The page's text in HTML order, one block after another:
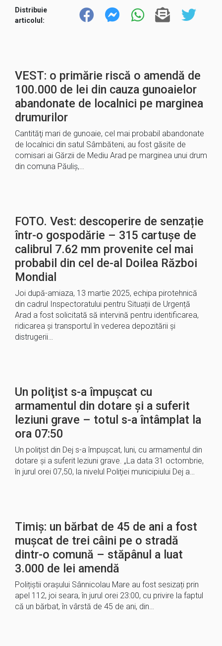
Distribuie
articolul:
VEST: o primărie riscă o amendă de
100.000 de lei din cauza gunoaielor
abandonate de localnici pe marginea
drumurilor
Cantităţi mari de gunoaie, cel mai probabil abandonate
de localnici din satul Sâmbăteni, au fost găsite de
comisari ai Gărzii de Mediu Arad pe marginea unui drum
din comuna Păuliş,…
FOTO. Vest: descoperire de senzație
într-o gospodărie – 315 cartușe de
calibrul 7.62 mm provenite cel mai
probabil din cel de-al Doilea Război
Mondial
Joi după-amiaza, 13 martie 2025, echipa pirotehnică
din cadrul Inspectoratului pentru Situații de Urgență
Arad a fost solicitată să intervină pentru identificarea,
ridicarea și transportul în vederea depozitării și
distrugerii…
Un poliţist s-a împuşcat cu
armamentul din dotare şi a suferit
leziuni grave – totul s-a întâmplat la
ora 07:50
Un poliţist din Dej s-a împuşcat, luni, cu armamentul din
dotare şi a suferit leziuni grave. „La data 31 octombrie,
în jurul orei 07,50, la nivelul Poliţiei municipiului Dej a…
Timiș: un bărbat de 45 de ani a fost
mușcat de trei câini pe o stradă
dintr-o comună – stăpânul a luat
3.000 de lei amendă
Polițiștii orașului Sânnicolau Mare au fost sesizați prin
apel 112, joi seara, în jurul orei 23:00, cu privire la faptul
că un bărbat, în vârstă de 45 de ani, din…